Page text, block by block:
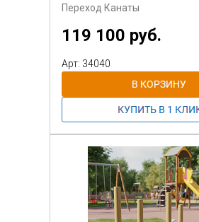
Переход Канаты
119 100 руб.
Арт: 34040